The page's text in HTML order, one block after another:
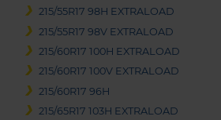
215/55R17 98H EXTRALOAD
215/55R17 98V EXTRALOAD
215/60R17 100H EXTRALOAD
215/60R17 100V EXTRALOAD
215/60R17 96H
215/65R17 103H EXTRALOAD